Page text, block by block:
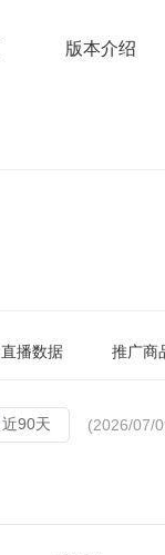
版本介绍
直播数据 推广商
近90天 (2026/07/